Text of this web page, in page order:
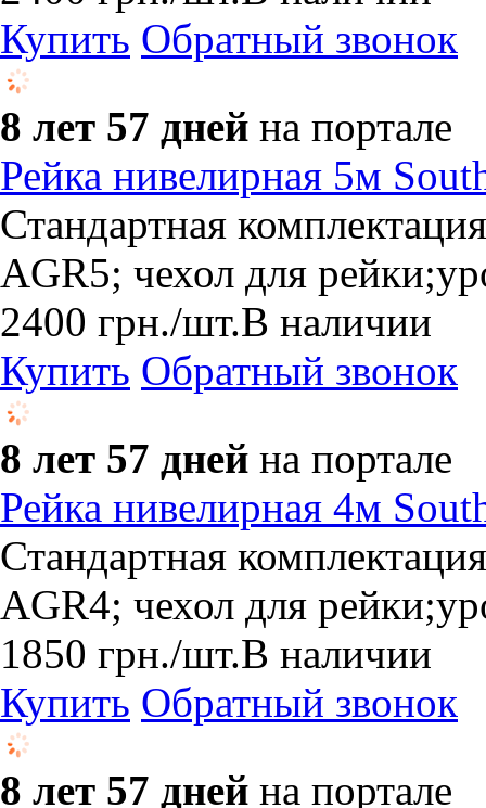
Купить Обратный звонок
8 лет 57 дней на портале
Рейка нивелирная 5м
Стандартная
AGR5; чехол для
2400 грн./шт.В наличии
Купить Обратный звонок
8 лет 57 дней на портале
Рейка нивелирная 4м
Стандартная
AGR4; чехол для
1850 грн./шт.В наличии
Купить Обратный звонок
8 лет 57 дней на портале